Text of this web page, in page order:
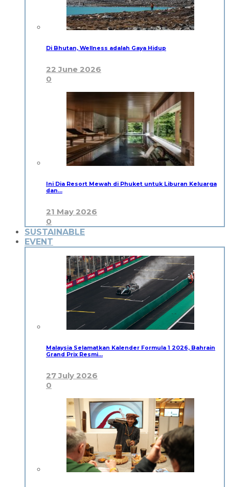
Di Bhutan, Wellness adalah Gaya Hidup
22 June 2026
0
Ini Dia Resort Mewah di Phuket untuk Liburan Keluarga
dan…
21 May 2026
0
SUSTAINABLE
EVENT
Malaysia Selamatkan Kalender Formula 1 2026, Bahrain
Grand Prix Resmi…
27 July 2026
0